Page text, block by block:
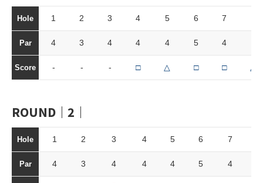
Hole 1 2 3 4 5 6 7
Par 4 3 4 4 4 5 4
Score - - - □ △ □ □ △
ROUND｜2｜
Hole 1 2 3 4 5 6 7
Par 4 3 4 4 4 5 4